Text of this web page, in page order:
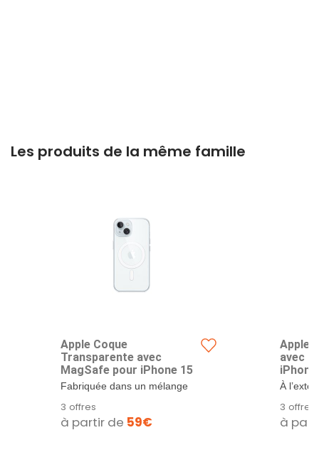
Les produits de la même famille
Apple Coque
Transparente avec
MagSafe pour iPhone 15 ​​​​​​​
Fabriquée dans un mélange
transparent...
3 offres
à partir de 59€
Apple
avec
À
3 offres
à